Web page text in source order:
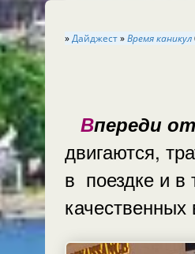
»Дайджест»Время каникул
Впереди отпуск, валюты
двигаются, траты, экономить или нет
в поездке и в
качественных